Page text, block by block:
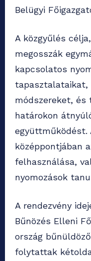
Belügyi
A közgyűlés
megosszák
kapcsolatos
tapasztalataikat,
módszereket, és
határokon
együttműködést.
középpontjában
felhasználása,
nyomozások
A rendezvény
Bűnözés Elleni
ország
folytattak